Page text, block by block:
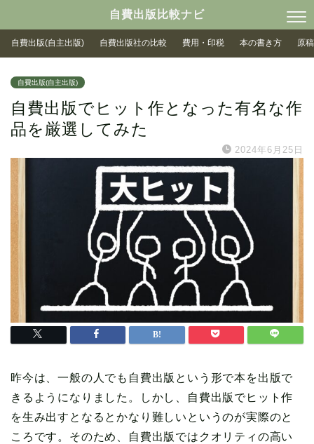
自費出版比較ナビ
自費出版(自主出版) 自費出版社の比較 費用・印税 本の書き方 原
自費出版(自主出版)
自費出版でヒット作となった有名な作
品を厳選してみた
2024年6月25日
昨今は、一般の人でも自費出版という形で本を出版で
きるようになりました。しかし、自費出版でヒット作
を生み出すとなるとかなり難しいというのが実際のと
ころです。そのため、自費出版ではクオリティの高い